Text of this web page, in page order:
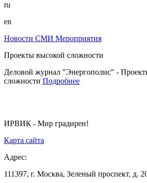
ru
en
Новости СМИ Мероприятия
Проекты высокой сложности
Деловой журнал "Энергополис" -
сложности Подробнее
ИРВИК - Мир градирен!
Карта сайта
Адрес:
111397, г. Москва, Зеленый проспект, д.